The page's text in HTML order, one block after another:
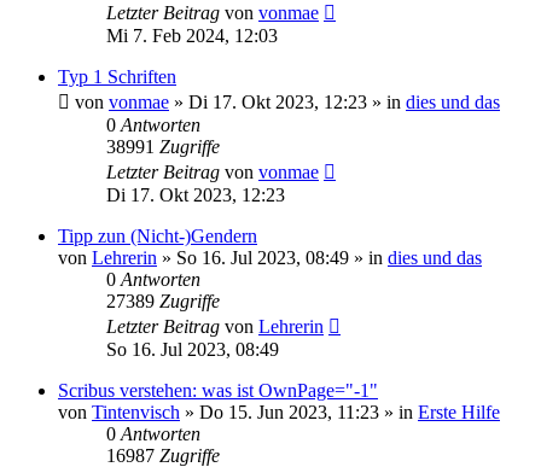
Letzter Beitrag von vonmae
Mi 7. Feb 2024, 12:03
Typ 1 Schriften
von vonmae » Di 17. Okt 2023, 12:23 » in dies und das
0 Antworten
38991 Zugriffe
Letzter Beitrag von vonmae
Di 17. Okt 2023, 12:23
Tipp zun (Nicht-)Gendern
von Lehrerin » So 16. Jul 2023, 08:49 » in dies und das
0 Antworten
27389 Zugriffe
Letzter Beitrag von Lehrerin
So 16. Jul 2023, 08:49
Scribus verstehen: was ist OwnPage="-1"
von Tintenvisch » Do 15. Jun 2023, 11:23 » in Erste Hilfe
0 Antworten
16987 Zugriffe